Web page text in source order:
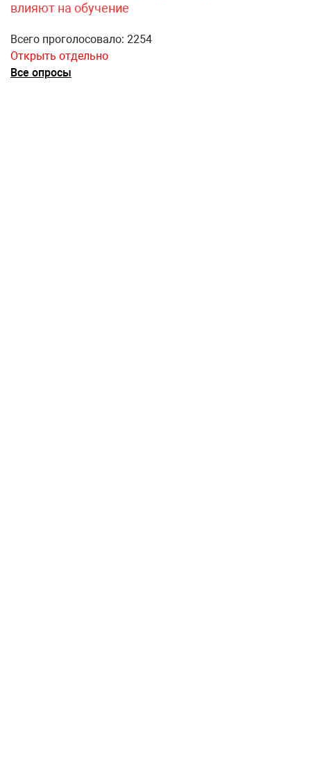
влияют на обучение
Всего проголосовало: 2254
Открыть отдельно
Все опросы